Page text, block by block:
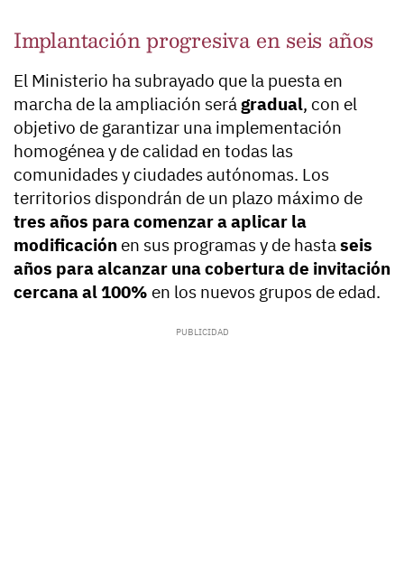
Implantación progresiva en seis años
El Ministerio ha subrayado que la puesta en
marcha de la ampliación será gradual, con el
objetivo de garantizar una implementación
homogénea y de calidad en todas las
comunidades y ciudades autónomas. Los
territorios dispondrán de un plazo máximo de
tres años para comenzar a aplicar la
modificación en sus programas y de hastaseis
años para alcanzar una cobertura de invitación
cercana al 100% en los nuevos grupos de edad.